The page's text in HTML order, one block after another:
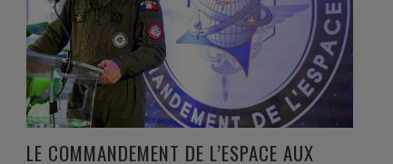
LE COMMANDEMENT DE L’ESPACE AUX